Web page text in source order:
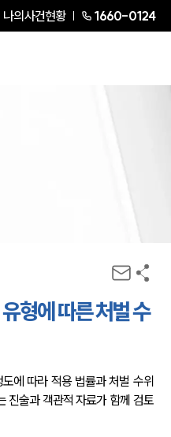
나의사건현황 1660-0124
형에 따른 처벌 수
에 따라 적용 법률과 처벌 수위
진술과 객관적 자료가 함께 검토